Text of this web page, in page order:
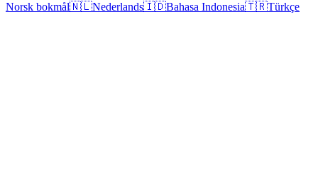
Norsk bokmål🇳🇱Nederlands🇮🇩Bahasa Indonesia🇹🇷Türkçe